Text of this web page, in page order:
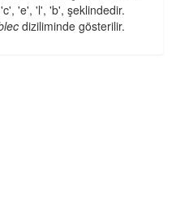
'c', 'e', 'l', 'b', şeklindedir.
diziliminde gösterilir.